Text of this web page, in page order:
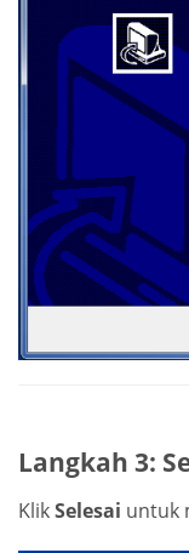
Langkah 3:
KlikSelesai untuk